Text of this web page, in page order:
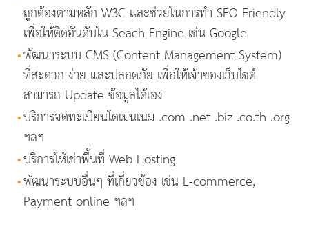
ถูกต้องตามหลัก W3C และช่วยในการทำ SEO Friendly
เพื่อให้ติดอันดับใน Seach Engine เช่น Google
•พัฒนาระบบ CMS (Content Management System)
ที่สะดวก ง่าย และปลอดภัย เพื่อให้เจ้าของเว็บไซต์
สามารถ Update ข้อมูลได้เอง
•บริการจดทะเบียนโดเมนเนม .com .net .biz .co.th .org
ฯลฯ
•บริการให้เช่าพื้นที่ Web Hosting
•พัฒนาระบบอื่นๆ ที่เกี่ยวข้อง เช่น E-commerce,
Payment online ฯลฯ